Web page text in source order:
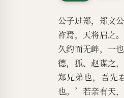
公子过郑，郑文
祚焉，天将启之
久约而无衅，一
德，狐、赵谋之
郑兄弟也，吾先
也。’若亲有天